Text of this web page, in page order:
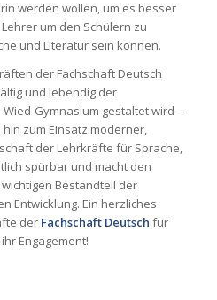
werden wollen, um es besser
um den Schülern zu
und Literatur sein können.
der Fachschaft Deutsch
und lebendig der
Gymnasium gestaltet wird –
zum Einsatz moderner,
der Lehrkräfte für Sprache,
spürbar und macht den
Bestandteil der
Entwicklung. Ein herzliches
der Fachschaft Deutsch für
Engagement!